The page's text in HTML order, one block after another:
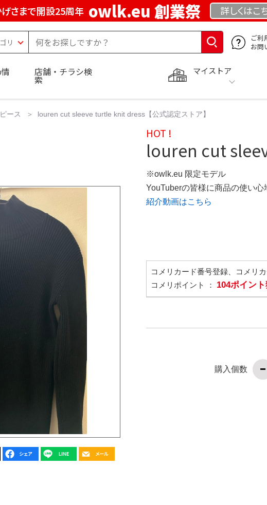
げさまで開設25周年 owlk.eu 創業祭 詳しくはこ
ご利
お問
マイストア
店舗・チラシ検
索
ース louren cut sleeve turtle knit dress【公式認定ストア】
HOT !
louren cut
※owlk.eu 限定モデル
YouTuberの皆様に商品の使い心
紹介動画はこちら
コメリカード番号登録、コメリ
コメリポイント ： 104ポイン
購入個数